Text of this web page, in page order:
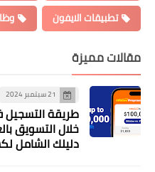
تطبيقات الايفون
مقالات مميزة
21 سبتمبر 2024
دليلك الشامل